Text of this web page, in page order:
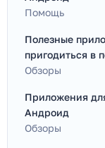
Помощь
Полезные
пригодиться в
Обзоры
Приложения
Андроид
Обзоры